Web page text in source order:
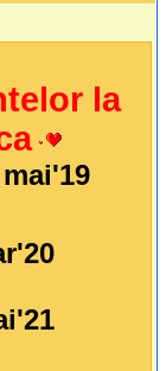
la